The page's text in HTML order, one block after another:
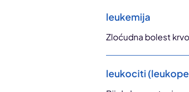
leukemija
Zloćudna bolest
leukociti